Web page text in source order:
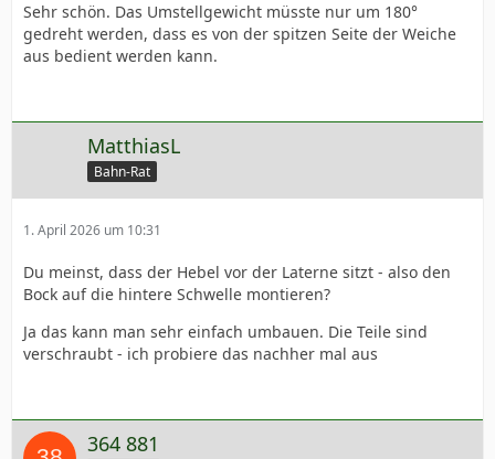
Sehr schön. Das Umstellgewicht müsste nur um 180°
gedreht werden, dass es von der spitzen Seite der Weiche
aus bedient werden kann.
MatthiasL
Bahn-Rat
1. April 2026 um 10:31
Du meinst, dass der Hebel vor der Laterne sitzt - also den
Bock auf die hintere Schwelle montieren?
Ja das kann man sehr einfach umbauen. Die Teile sind
verschraubt - ich probiere das nachher mal aus
364 881